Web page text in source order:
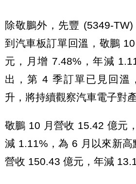
除敬鵬外，先豐 (5349-
到汽車板訂單回溫，敬鵬
元，月增 7.48%，年減
出，第 4 季訂單已見回溫
升，將持續觀察汽車電子對
敬鵬 10 月營收 15.42 億元
減 1.11%，為 6 月以來新高
營收 150.43 億元，年減